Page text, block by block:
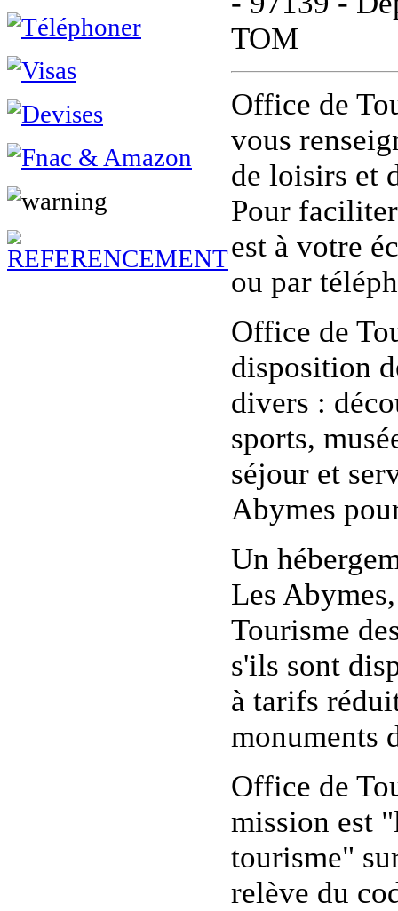
TOM
Office de
vous
de loisirs et
Pour
est à votre
ou par
Office de
disposition
divers :
sports,
séjour et
Abymes
Un
Les
Tourisme
s'ils sont
à tarifs
monuments
Office de
mission est
tourisme"
relève du